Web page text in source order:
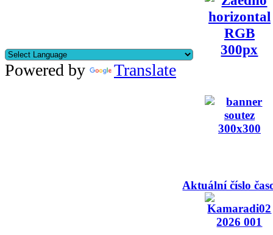
Powered by Translate
Aktuální číslo